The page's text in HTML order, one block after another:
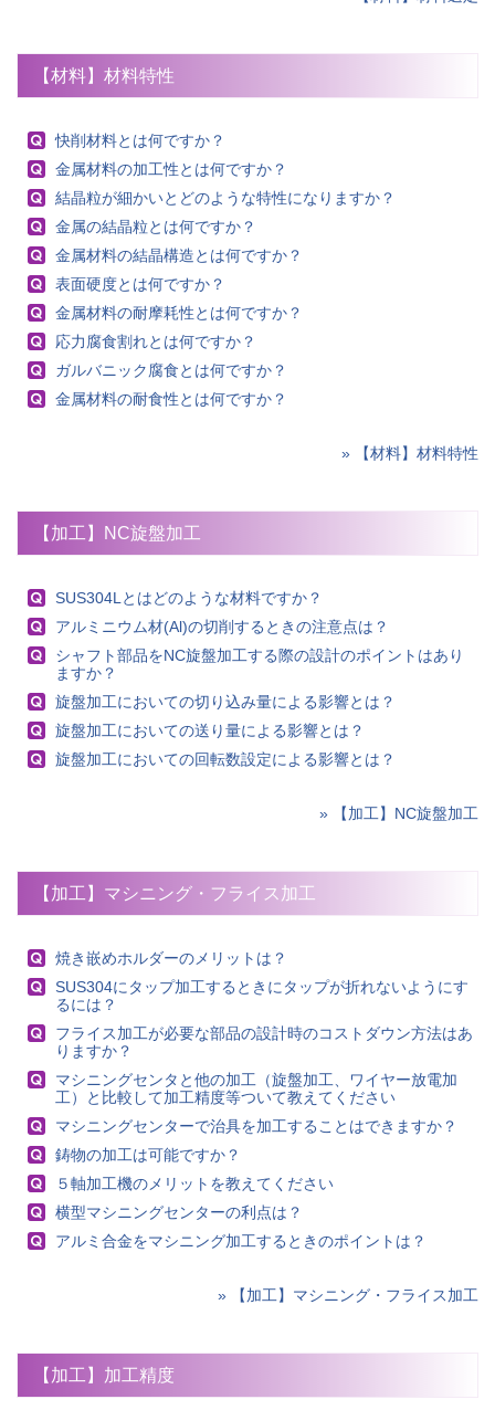
【材料】材料特性
快削材料とは何ですか？
金属材料の加工性とは何ですか？
結晶粒が細かいとどのような特性になりますか？
金属の結晶粒とは何ですか？
金属材料の結晶構造とは何ですか？
表面硬度とは何ですか？
金属材料の耐摩耗性とは何ですか？
応力腐食割れとは何ですか？
ガルバニック腐食とは何ですか？
金属材料の耐食性とは何ですか？
» 【材料】材料特性
【加工】NC旋盤加工
SUS304Lとはどのような材料ですか？
アルミニウム材(Al)の切削するときの注意点は？
シャフト部品をNC旋盤加工する際の設計のポイントはあり
ますか？
旋盤加工においての切り込み量による影響とは？
旋盤加工においての送り量による影響とは？
旋盤加工においての回転数設定による影響とは？
» 【加工】NC旋盤加工
【加工】マシニング・フライス加工
焼き嵌めホルダーのメリットは？
SUS304にタップ加工するときにタップが折れないようにす
るには？
フライス加工が必要な部品の設計時のコストダウン方法はあ
りますか？
マシニングセンタと他の加工（旋盤加工、ワイヤー放電加
工）と比較して加工精度等ついて教えてください
マシニングセンターで治具を加工することはできますか？
鋳物の加工は可能ですか？
５軸加工機のメリットを教えてください
横型マシニングセンターの利点は？
アルミ合金をマシニング加工するときのポイントは？
» 【加工】マシニング・フライス加工
【加工】加工精度